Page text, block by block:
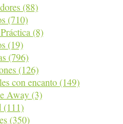
(88)
(710)
(8)
(19)
(796)
(126)
con encanto(149)
Away(3)
(111)
(350)